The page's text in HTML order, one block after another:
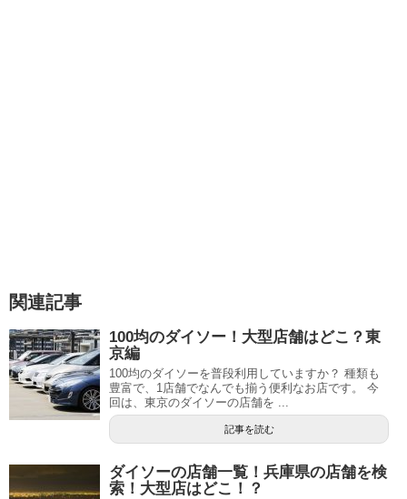
関連記事
100均のダイソー！大型店舗はどこ？東
京編
100均のダイソーを普段利用していますか？ 種類も
豊富で、1店舗でなんでも揃う便利なお店です。 今
回は、東京のダイソーの店舗を ...
記事を読む
ダイソーの店舗一覧！兵庫県の店舗を検
索！大型店はどこ！？